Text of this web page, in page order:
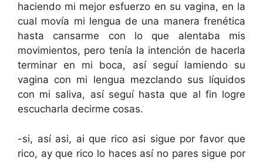
haciendo mi mejor esfuerzo en su vagina, en la
cual movía mi lengua de una manera frenética
hasta cansarme con lo que alentaba mis
movimientos, pero tenía la intención de hacerla
terminar en mi boca, así seguí lamiendo su
vagina con mi lengua mezclando sus líquidos
con mi saliva, así seguí hasta que al fin logre
escucharla decirme cosas.
-si, así asi, ai que rico asi sigue por favor que
rico, ay que rico lo haces así no pares sigue por